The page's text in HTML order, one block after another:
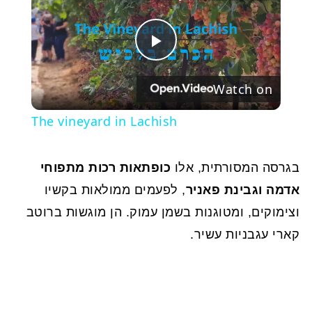
Play
Video
Watch on
The vineyard in Lachish
בגרסה המסורתית, אלו כופתאות רכות מתפוחי
אדמה וגבינת פאניר, לפעמים ממולאות בקשיו
וצימוקים, ומטוגנות בשמן עמוק. הן מוגשות ברוטב
קארי עגבניות עשיר.